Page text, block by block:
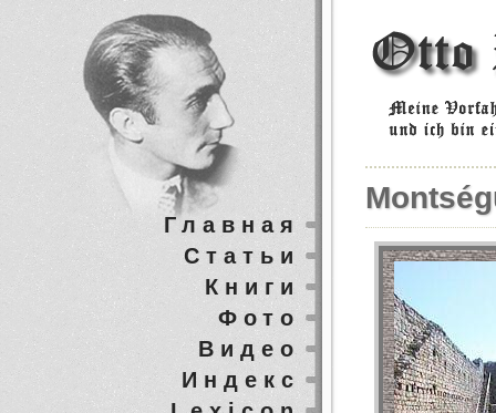
Главная
Статьи
Книги
Фото
Видео
Индекс